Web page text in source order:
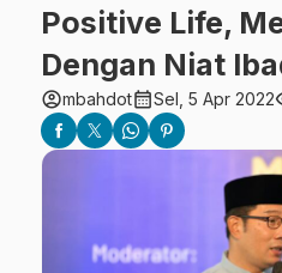
Positive Life,
Dengan Niat
account_circlembahdotcalendar_monthSel, 5 Apr 2022